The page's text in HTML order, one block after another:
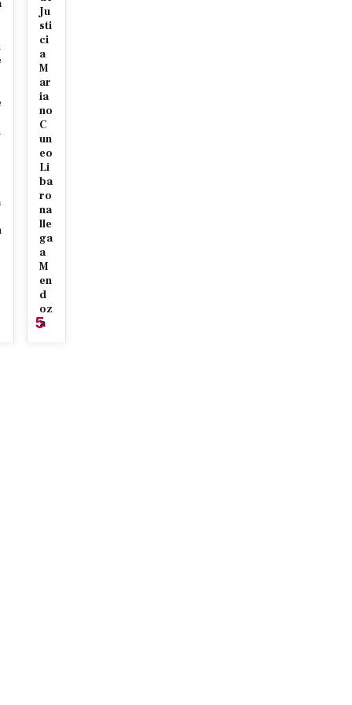
Ju
sti
ci
a
M
ar
ia
no
C
un
eo
Li
ba
ro
na
lle
ga
a
M
en
d
oz
a
5